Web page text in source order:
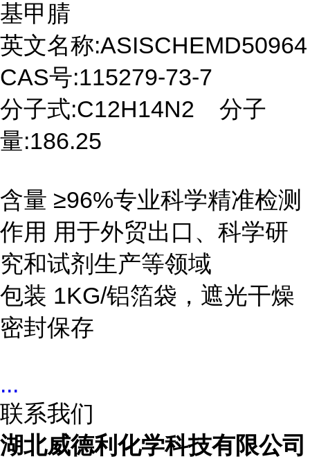
基甲腈
英文名称:ASISCHEMD50964
CAS号:115279-73-7
分子式:C12H14N2 分子
量:186.25
含量 ≥96%专业科学精准检测
作用 用于外贸出口、科学研
究和试剂生产等领域
包装 1KG/铝箔袋，遮光干燥
密封保存
...
联系我们
湖北威德利化学科技有限公司